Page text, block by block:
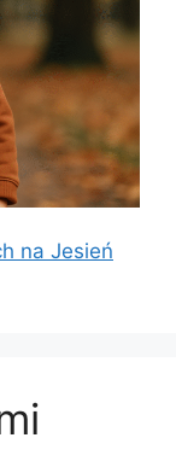
na Jesień